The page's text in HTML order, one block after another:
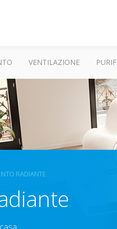
VENTILAZIONE
RADIANTE